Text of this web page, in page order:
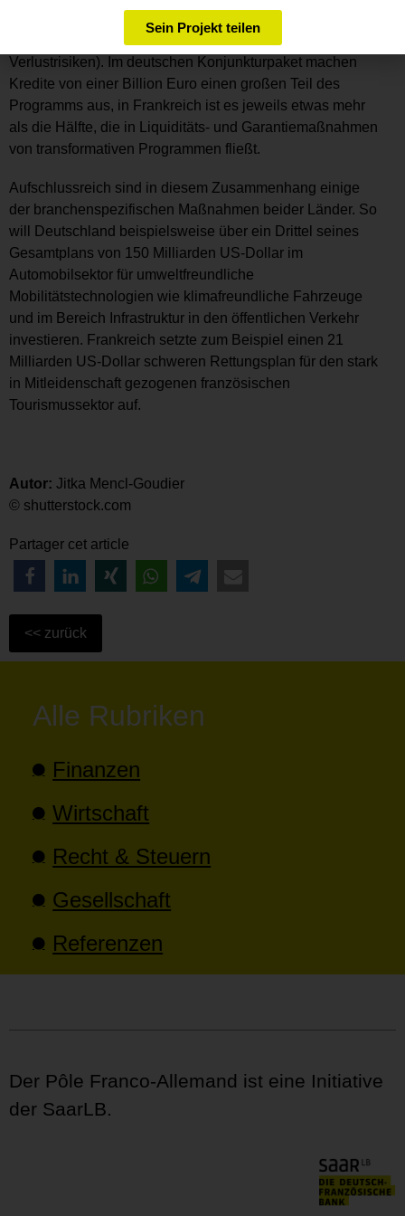
oder Zuschüsse an Unternehmen zur Reduzierung von
Verlustrisiken). Im deutschen Konjunkturpaket machen
Kredite von einer Billion Euro einen großen Teil des
Programms aus, in Frankreich ist es jeweils etwas mehr
als die Hälfte, die in Liquiditäts- und Garantiemaßnahmen
von transformativen Programmen fließt.
Aufschlussreich sind in diesem Zusammenhang einige
der branchenspezifischen Maßnahmen beider Länder. So
will Deutschland beispielsweise über ein Drittel seines
Gesamtplans von 150 Milliarden US-Dollar im
Automobilsektor für umweltfreundliche
Mobilitätstechnologien wie klimafreundliche Fahrzeuge
und im Bereich Infrastruktur in den öffentlichen Verkehr
investieren. Frankreich setzte zum Beispiel einen 21
Milliarden US-Dollar schweren Rettungsplan für den stark
in Mitleidenschaft gezogenen französischen
Tourismussektor auf.
Autor: Jitka Mencl-Goudier
© shutterstock.com
Partager cet article
Alle Rubriken
Finanzen
Wirtschaft
Recht & Steuern
Gesellschaft
Referenzen
Der Pôle Franco-Allemand ist eine Initiative
der SaarLB.
Sein Projekt teilen